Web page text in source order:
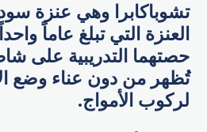
تشوباكابرا وهي عنزة
العنزة التي تبلغ عاماً
حصتهما التدريبية على
تُظهر من دون عناء وضع
لركوب الأمواج.